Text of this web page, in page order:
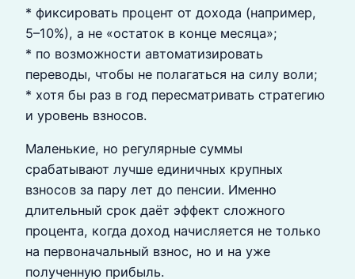
* фиксировать процент от дохода (например,
5–10%), а не «остаток в конце месяца»;
* по возможности автоматизировать
переводы, чтобы не полагаться на силу воли;
* хотя бы раз в год пересматривать стратегию
и уровень взносов.
Маленькие, но регулярные суммы
срабатывают лучше единичных крупных
взносов за пару лет до пенсии. Именно
длительный срок даёт эффект сложного
процента, когда доход начисляется не только
на первоначальный взнос, но и на уже
полученную прибыль.